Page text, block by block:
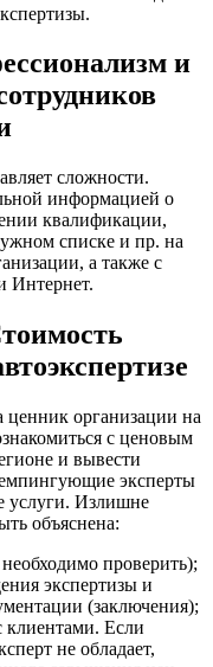
и
сложности.
информацией о
квалификации,
списке и пр. на
а также с
Интернет.
ценник организации на
с ценовым
и вывести
эксперты
услуги. Излишне
объяснена:
проверить);
экспертизы и
(заключения);
клиентами. Если
не обладает,